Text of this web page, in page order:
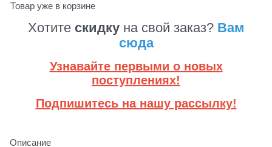
Товар уже в корзине
Хотите скидку на свой заказ? Вам
сюда
Узнавайте первыми о новых
поступлениях!
Подпишитесь на нашу рассылку!
Описание